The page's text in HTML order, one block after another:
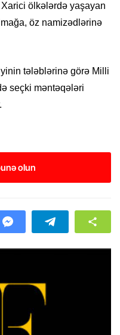
ölkələrdə yaşayan
öz namizədlərinə
tələblərinə görə Milli
seçki məntəqələri
olun